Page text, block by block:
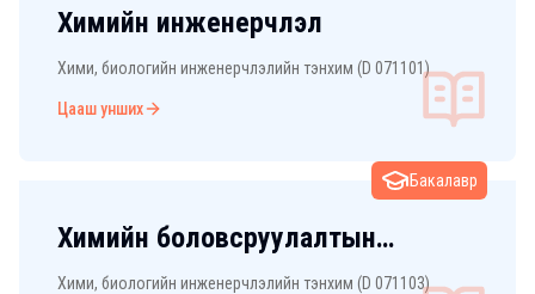
Химийн инженерчлэл
Хими, биологийн инженерчлэлийн тэнхим (D 071101)
Цааш унших
Бакалавр
Химийн боловсруулалтын
технологи
Хими, биологийн инженерчлэлийн тэнхим (D 071103)